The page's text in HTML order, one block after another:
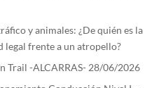
y animales: ¿De quién es la
legal frente a un atropello?
Trail -ALCARRAS- 28/06/2026